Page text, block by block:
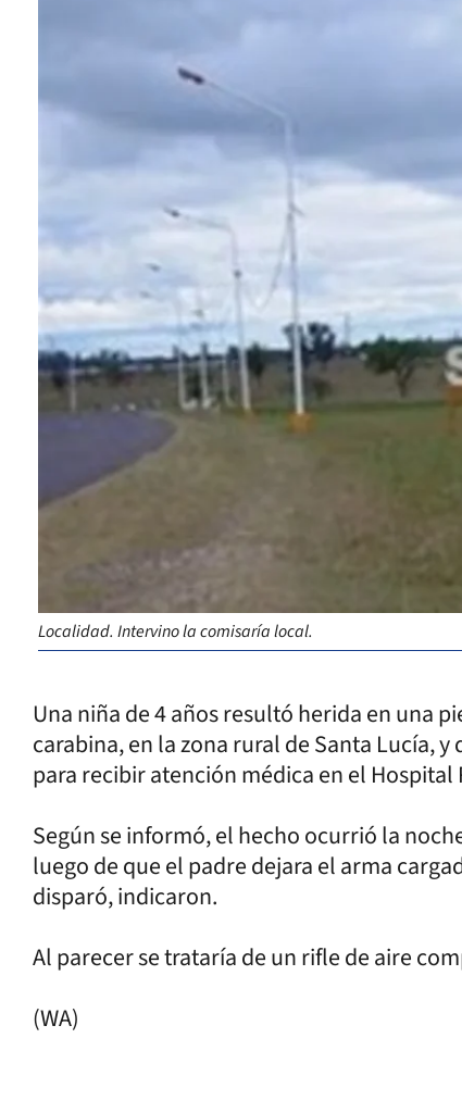
Localidad. Intervino la comisaría local.
Una niña de 4 años resultó herida en una
carabina, en la zona rural de Santa Lucía,
para recibir atención médica en el Hospital
Según se informó, el hecho ocurrió la
luego de que el padre dejara el arma
disparó, indicaron.
Al parecer se trataría de un rifle de aire
(WA)